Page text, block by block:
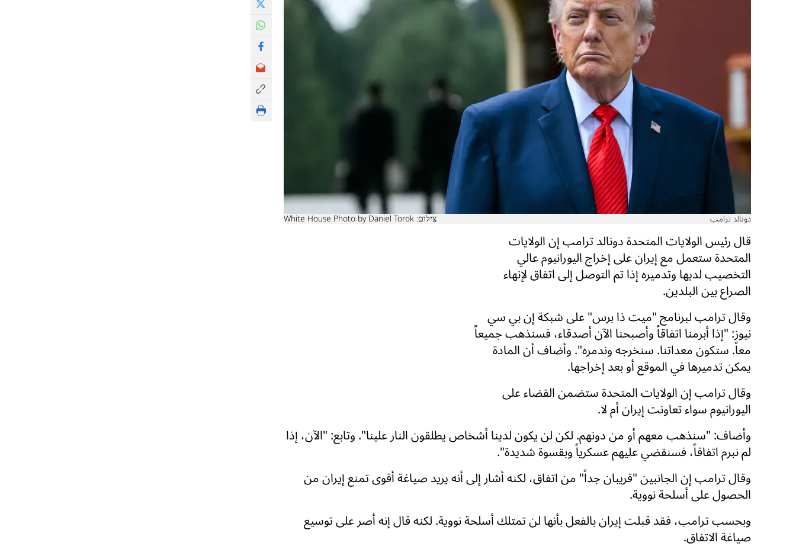
دونالد ترامب צילום: White House Photo by Daniel Torok
قال رئيس الولايات المتحدة دونالد ترامب إن الولايات
المتحدة ستعمل مع إيران على إخراج اليورانيوم عالي
التخصيب لديها وتدميره إذا تم التوصل إلى اتفاق لإنهاء
الصراع بين البلدين.
وقال ترامب لبرنامج "ميت ذا برس" على شبكة إن بي سي
نيوز: "إذا أبرمنا اتفاقاً وأصبحنا الآن أصدقاء، فسنذهب جميعاً
معاً. ستكون معداتنا. سنخرجه وندمره". وأضاف أن المادة
يمكن تدميرها في الموقع أو بعد إخراجها.
وقال ترامب إن الولايات المتحدة ستضمن القضاء على
اليورانيوم سواء تعاونت إيران أم لا.
وأضاف: "سنذهب معهم أو من دونهم. لكن لن يكون لدينا أشخاص يطلقون النار علينا". وتابع: "الآن، إذا
لم نبرم اتفاقاً، فسنقضي عليهم عسكرياً وبقسوة شديدة".
وقال ترامب إن الجانبين "قريبان جداً" من اتفاق، لكنه أشار إلى أنه يريد صياغة أقوى تمنع إيران من
الحصول على أسلحة نووية.
وبحسب ترامب، فقد قبلت إيران بالفعل بأنها لن تمتلك أسلحة نووية. لكنه قال إنه أصر على توسيع
صياغة الاتفاق.